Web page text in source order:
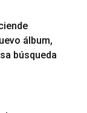
álbum,
búsqueda